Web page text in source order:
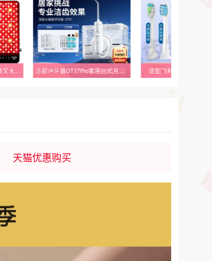
【以旧换新 裸机无赠品】昔又大排灯Max款 洁碧冲牙器GT17Pro家用台式月光魔盒GT17充电式水牙线正畸清洁 适配飞利浦电动牙刷头
天猫优惠购买